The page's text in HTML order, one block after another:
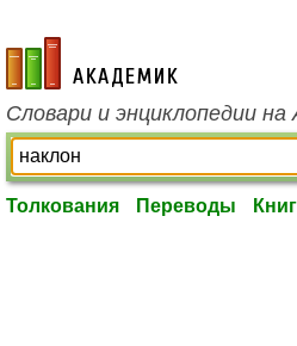
academic.ru
Словари и энциклопедии на
Толкования Переводы